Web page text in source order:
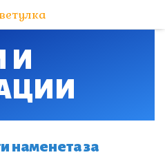
И
наменета за